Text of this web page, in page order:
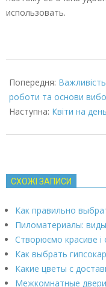
использовать.
10-
30
Попередня:
роботи та основи
Наступна: Квіти на
СХОЖІ ЗАПИСИ
Как правильно
Пиломатериалы:
Створюємо красиве і
Как выбрать
Какие цветы с
Межкомнатные